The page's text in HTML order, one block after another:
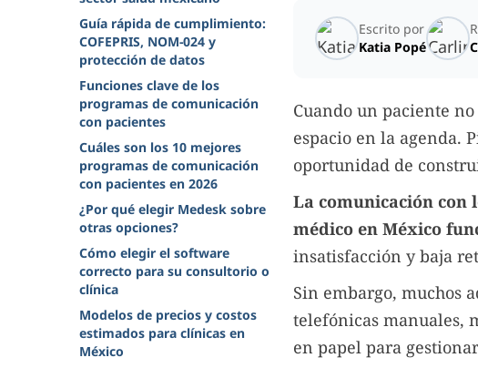
Guía rápida de cumplimiento:
COFEPRIS, NOM-024 y
protección de datos
Funciones clave de los
programas de comunicación
con pacientes
Cuáles son los 10 mejores
programas de comunicación
con pacientes en 2026
¿Por qué elegir Medesk sobre
otras opciones?
Cómo elegir el software
correcto para su consultorio o
clínica
Modelos de precios y costos
estimados para clínicas en
México
Escrito por
Katia Popé
Cuando un paciente
espacio en la agenda.
oportunidad de
La comunicación con
médico en México
insatisfacción y baja
Sin embargo, muchos
telefónicas manuales,
en papel para